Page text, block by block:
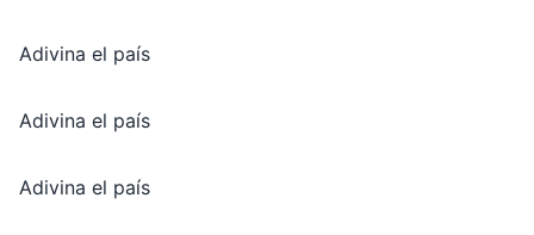
Adivina el país
Adivina el país
Adivina el país